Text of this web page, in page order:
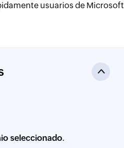
usuarios de Microsoft
seleccionado.